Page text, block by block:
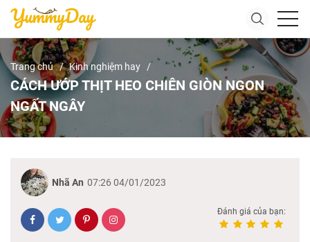
Trang chủ Kinh nghiệm hay
CÁCH ƯỚP THỊT HEO CHIÊN GIÒN NGON
NGẤT NGÂY
Nhã An 07:26 04/01/2023
Đánh giá của bạn: